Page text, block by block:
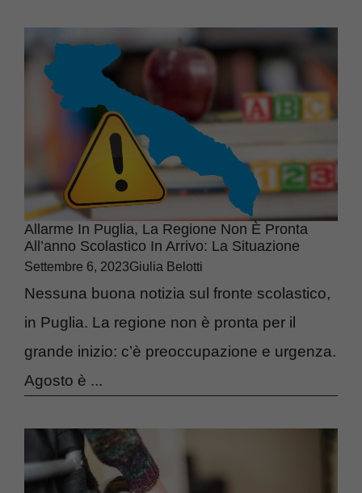
Allarme In Puglia, La Regione Non È Pronta
All’anno Scolastico In Arrivo: La Situazione
Settembre 6, 2023Giulia Belotti
Nessuna buona notizia sul fronte scolastico,
in Puglia. La regione non è pronta per il
grande inizio: c’è preoccupazione e urgenza.
Agosto è ...